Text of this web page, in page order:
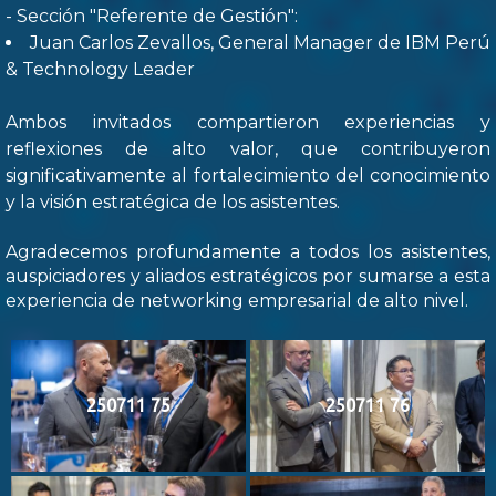
- Sección "Referente de Gestión":
Juan Carlos Zevallos, General Manager de IBM Perú
& Technology Leader
Ambos invitados compartieron experiencias y
reflexiones de alto valor, que contribuyeron
significativamente al fortalecimiento del conocimiento
y la visión estratégica de los asistentes.
Agradecemos profundamente a todos los asistentes,
auspiciadores y aliados estratégicos por sumarse a esta
experiencia de networking empresarial de alto nivel.
250711 75 250711 76